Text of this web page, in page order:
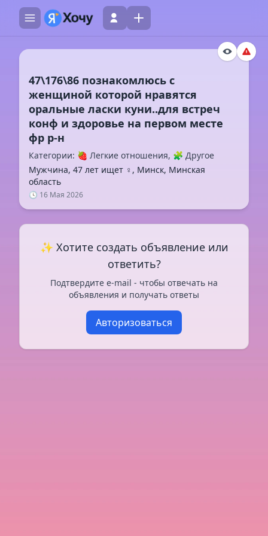
47\176\86 познакомлюсь с
женщиной которой нравятся
оральные ласки куни..для встреч
конф и здоровье на первом месте
Категории: 🍓 Легкие отношения, 🧩 Другое
Мужчина, 47 лет ищет ♀️, Минск, Минская
область
🕓 16 Мая 2026
✨ Хотите создать объявление или
ответить?
Подтвердите e-mail - чтобы отвечать на
объявления и получать ответы
Авторизоваться